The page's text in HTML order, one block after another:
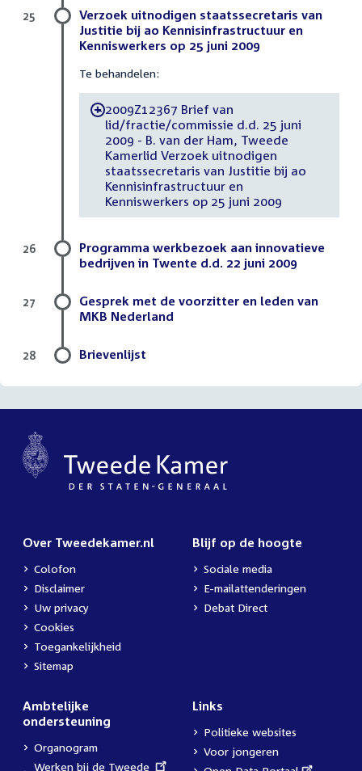
Verzoek uitnodigen staatssecretaris van
Justitie bij ao Kennisinfrastructuur en
Kenniswerkers op 25 juni 2009
Te behandelen:
-2009Z12367 Brief van
lid/fractie/commissie d.d. 25 juni
2009 - B. van der Ham, Tweede
Kamerlid Verzoek uitnodigen
staatssecretaris van Justitie bij ao
Kennisinfrastructuur en
Kenniswerkers op 25 juni 2009
25
Programma werkbezoek aan innovatieve
bedrijven in Twente d.d. 22 juni 2009
26
Gesprek met de voorzitter en leden van
MKB Nederland
27
Brievenlijst
28
Over Tweedekamer.nl
Colofon
Disclaimer
Uw privacy
Cookies
Toegankelijkheid
Sitemap
Blijf op de hoogte
Sociale media
E-mailattenderingen
Debat Direct
Ambtelijke
ondersteuning
Organogram
External
Werken bij de Tweede
Links
Politieke websites
Voor jongeren